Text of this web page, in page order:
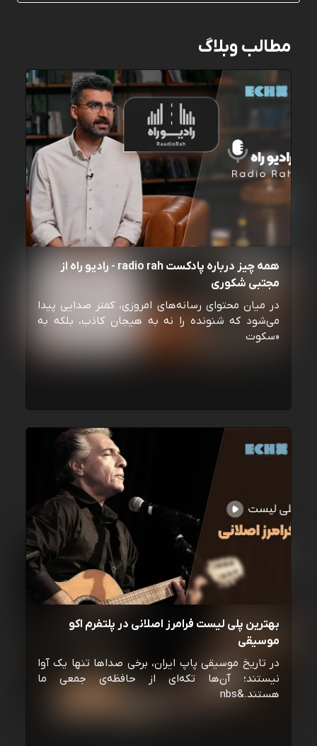
مطالب وبلاگ
همه چیز درباره پادکست radio rah - رادیو راه از
مجتبی شکوری
در میان محتوای رسانه‌های امروزی، کمتر صدایی پیدا
می‌شود که شنونده را نه به هیجان کاذب، بلکه به
«سکوت
بهترین پلی لیست فرامرز اصلانی در پلتفرم اکو
موسیقی
در تاریخ موسیقی پاپ ایران، برخی صداها تنها یک آوا
نیستند؛ آن‌ها تکه‌ای از حافظه‌ی جمعی ما
هستند.&nbs